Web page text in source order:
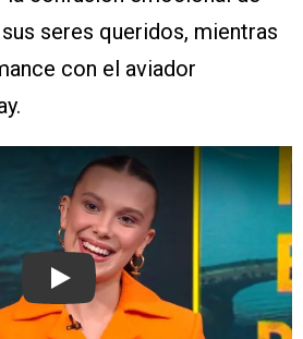
seres queridos, mientras
con el aviador
Play